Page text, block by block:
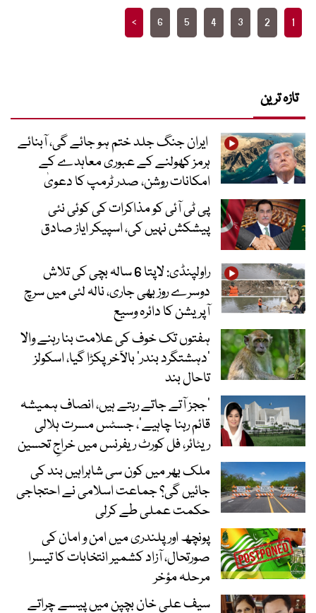
Posts
pagination
1
2
3
4
5
6
>
تازہ ترین
ایران جنگ جلد ختم ہو جائے گی، آبنائے
ہرمز کھولنے کے عبوری معاہدے کے
امکانات روشن، صدر ٹرمپ کا دعویٰ
پی ٹی آئی کو مذاکرات کی کوئی نئی
پیشکش نہیں کی، اسپیکر ایاز صادق
راولپنڈی: لاپتا 6 سالہ بچی کی تلاش
دوسرے روز بھی جاری، نالہ لئی میں سرچ
آپریشن کا دائرہ وسیع
ہفتوں تک خوف کی علامت بنا رہنے والا
‘دہشتگرد بندر’ بالآخر پکڑا گیا، اسکولز
تاحال بند
’ججز آتے جاتے رہتے ہیں، انصاف ہمیشہ
قائم رہنا چاہیے‘، جسٹس مسرت ہلالی
ریٹائر، فل کورٹ ریفرنس میں خراجِ تحسین
ملک بھر میں کون سی شاہراہیں بند کی
جائیں گی؟ جماعت اسلامی نے احتجاجی
حکمت عملی طے کرلی
پونچھ اور پلندری میں امن و امان کی
صورتحال، آزاد کشمیر انتخابات کا تیسرا
مرحلہ مؤخر
سیف علی خان بچپن میں پیسے چراتے